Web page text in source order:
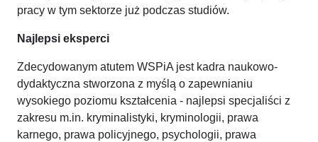
pracy w tym sektorze już podczas studiów.
Najlepsi eksperci
Zdecydowanym atutem WSPiA jest kadra naukowo-
dydaktyczna stworzona z myślą o zapewnianiu
wysokiego poziomu kształcenia - najlepsi specjaliści z
zakresu m.in. kryminalistyki, kryminologii, prawa
karnego, prawa policyjnego, psychologii, prawa